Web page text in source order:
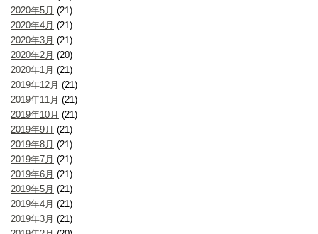
2020年5月 (21)
2020年4月 (21)
2020年3月 (21)
2020年2月 (20)
2020年1月 (21)
2019年12月 (21)
2019年11月 (21)
2019年10月 (21)
2019年9月 (21)
2019年8月 (21)
2019年7月 (21)
2019年6月 (21)
2019年5月 (21)
2019年4月 (21)
2019年3月 (21)